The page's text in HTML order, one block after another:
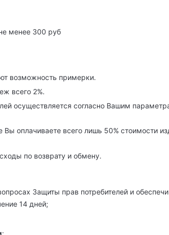
менее 300 руб
возможность примерки.
всего 2%.
осуществляется согласно Вашим
оплачиваете всего лишь 50% стоимости
по возврату и обмену.
Защиты прав потребителей и
14 дней;
: